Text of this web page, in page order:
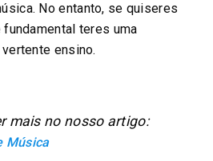
No entanto, se quiseres
teres uma
ensino.
mais no nosso artigo:
Música